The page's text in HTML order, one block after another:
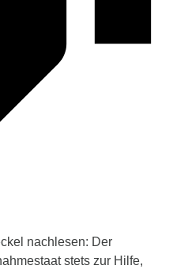
nachlesen: Der
stets zur Hilfe,